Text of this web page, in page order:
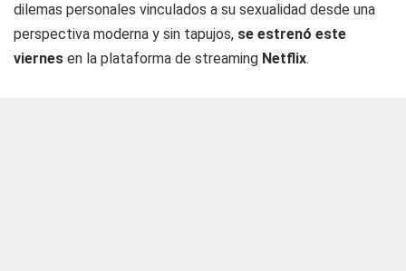
dilemas personales vinculados a su sexualidad desde una
perspectiva moderna y sin tapujos, se estrenó este
viernes en la plataforma de streaming Netflix.